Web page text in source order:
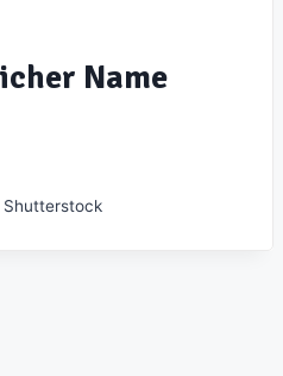
Name
Shutterstock